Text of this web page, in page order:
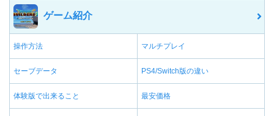
ゲーム紹介
操作方法 マルチプレイ
セーブデータ PS4/Switch版の違い
体験版で出来ること 最安価格